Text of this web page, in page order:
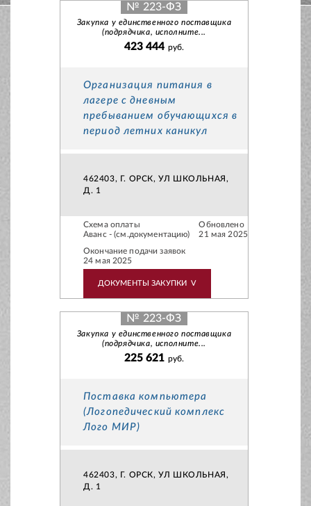
№ 223-ФЗ
Закупка у единственного поставщика
(подрядчика, исполните...
423 444 руб.
Организация питания в
лагере с дневным
пребыванием обучающихся в
период летних каникул
462403, Г. ОРСК, УЛ ШКОЛЬНАЯ,
Д. 1
Схема оплаты
Аванс - (см.документацию)
Обновлено
21 мая 2025
Окончание подачи заявок
24 мая 2025
ДОКУМЕНТЫ ЗАКУПКИ V
№ 223-ФЗ
Закупка у единственного поставщика
(подрядчика, исполните...
225 621 руб.
Поставка компьютера
(Логопедический комплекс
Лого МИР)
462403, Г. ОРСК, УЛ ШКОЛЬНАЯ,
Д. 1